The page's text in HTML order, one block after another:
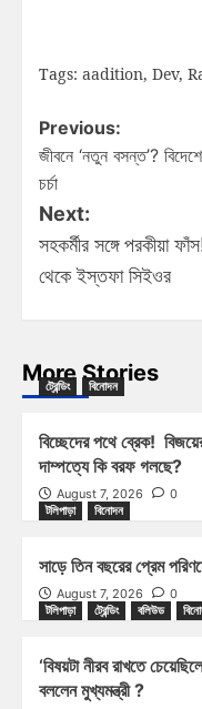
Tags: aadition, Dev,
Previous:
জীবনে ‘নতুন বসন্ত’?
চর্চা
Next:
সহকর্মীর সঙ্গে পরকীয়া
থেকে ইস্তফা সিইওর
More Stories
ট্রেন্ডিং বিনোদন
বিচ্ছেদের পথে ব্রেক!
দাম্পত্যে কি বরফ গলছে?
August 7, 2026
0
টলিপাড়া
বিনোদন
সাড়ে তিন বছরের প্রেম
August 7, 2026
0
টলিপাড়া
ট্রেন্ডিং বলিউড
‘বিষয়টা নীরব রাখতে
বললেন মুখ্যমন্ত্রী ?